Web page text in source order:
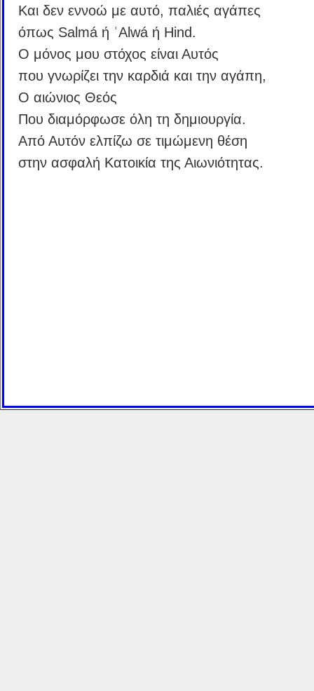
Και δεν εννοώ με αυτό, παλιές αγάπες
όπως Salmá ή ʿAlwá ή Hind.
Ο μόνος μου στόχος είναι Αυτός
που γνωρίζει την καρδιά και την αγάπη,
Ο αιώνιος Θεός
Που διαμόρφωσε όλη τη δημιουργία.
Από Αυτόν ελπίζω σε τιμώμενη θέση
στην ασφαλή Κατοικία της Αιωνιότητας.